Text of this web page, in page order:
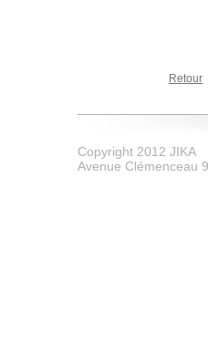
Retour
Copyright 2012 JIKA
Avenue Clémenceau